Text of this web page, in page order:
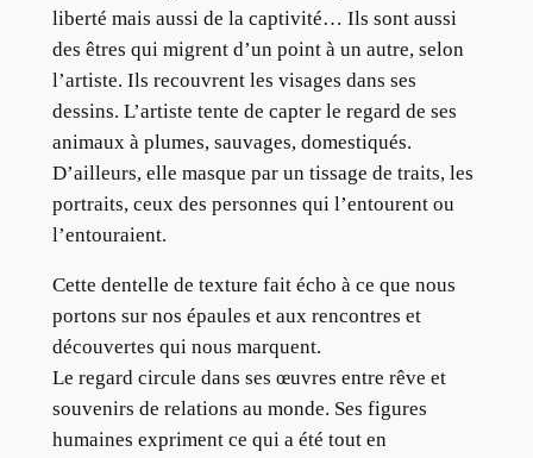
liberté mais aussi de la captivité… Ils sont aussi
des êtres qui migrent d’un point à un autre, selon
l’artiste. Ils recouvrent les visages dans ses
dessins. L’artiste tente de capter le regard de ses
animaux à plumes, sauvages, domestiqués.
D’ailleurs, elle masque par un tissage de traits, les
portraits, ceux des personnes qui l’entourent ou
l’entouraient.
Cette dentelle de texture fait écho à ce que nous
portons sur nos épaules et aux rencontres et
découvertes qui nous marquent.
Le regard circule dans ses œuvres entre rêve et
souvenirs de relations au monde. Ses figures
humaines expriment ce qui a été tout en